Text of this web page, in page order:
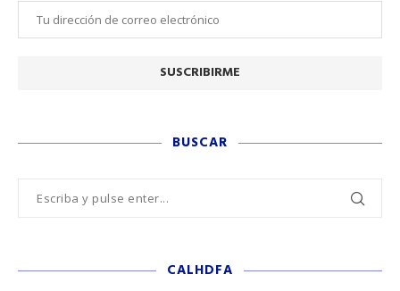
BUSCAR
CALHDFA